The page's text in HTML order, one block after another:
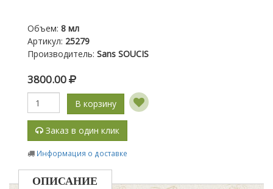
Объем: 8 мл
Артикул: 25279
Производитель: Sans SOUCIS
3800.00
В корзину
Заказ в один клик
Информация о доставке
ОПИСАНИЕ